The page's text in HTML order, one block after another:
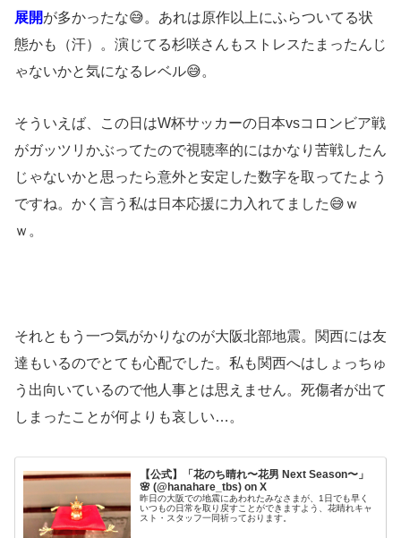
展開が多かったな😅。あれは原作以上にふらついてる状
態かも（汗）。演じてる杉咲さんもストレスたまったんじ
ゃないかと気になるレベル😅。
そういえば、この日はW杯サッカーの日本vsコロンビア戦
がガッツリかぶってたので視聴率的にはかなり苦戦したん
じゃないかと思ったら意外と安定した数字を取ってたよう
ですね。かく言う私は日本応援に力入れてました😅ｗ
ｗ。
それともう一つ気がかりなのが大阪北部地震。関西には友
達もいるのでとても心配でした。私も関西へはしょっちゅ
う出向いているので他人事とは思えません。死傷者が出て
しまったことが何よりも哀しい…。
【公式】「花のち晴れ〜花男 Next Season〜」
🌸 (@hanahare_tbs) on X
昨日の大阪での地震にあわれたみなさまが、1日でも早く
いつもの日常を取り戻すことができますよう、花晴れキャ
スト・スタッフ一同祈っております。